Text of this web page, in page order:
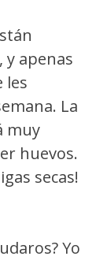
y apenas
les
La
muy
huevos.
secas!
Yo